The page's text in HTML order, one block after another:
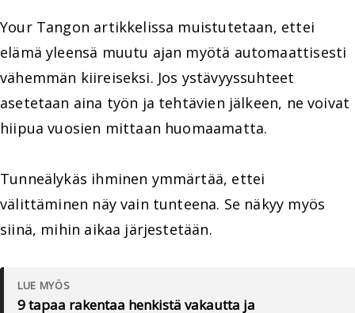
Your Tangon artikkelissa muistutetaan, ettei
elämä yleensä muutu ajan myötä automaattisesti
vähemmän kiireiseksi. Jos ystävyyssuhteet
asetetaan aina työn ja tehtävien jälkeen, ne voivat
hiipua vuosien mittaan huomaamatta.
Tunneälykäs ihminen ymmärtää, ettei
välittäminen näy vain tunteena. Se näkyy myös
siinä, mihin aikaa järjestetään.
LUE MYÖS
9 tapaa rakentaa henkistä vakautta ja